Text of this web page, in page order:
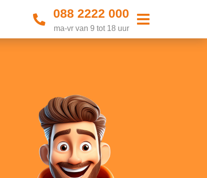
088 2222 000
ma-vr van 9 tot 18 uur